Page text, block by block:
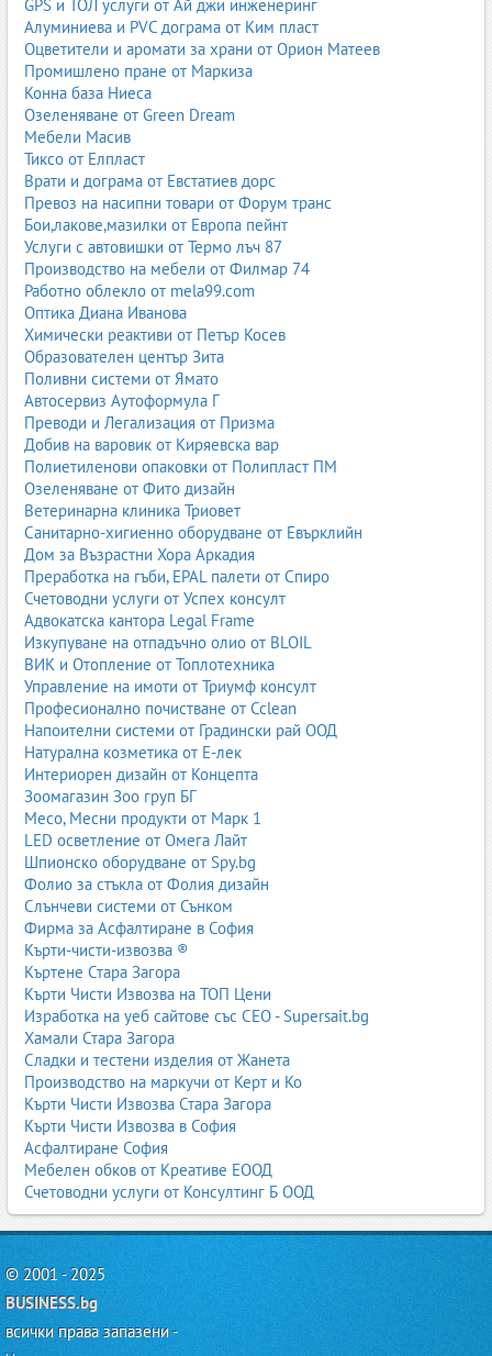
GPS и ТОЛ услуги от Ай джи инженеринг
Алуминиева и PVC дограма от Ким пласт
Оцветители и аромати за храни от Орион Матеев
Промишлено пране от Маркиза
Конна база Ниеса
Озеленяване от Green Dream
Мебели Масив
Тиксо от Елпласт
Врати и дограма от Евстатиев дорс
Превоз на насипни товари от Форум транс
Бои,лакове,мазилки от Европа пейнт
Услуги с автовишки от Термо лъч 87
Производство на мебели от Филмар 74
Работно облекло от mela99.com
Оптика Диана Иванова
Химически реактиви от Петър Косев
Образователен център Зита
Поливни системи от Ямато
Автосервиз Аутоформула Г
Преводи и Легализация от Призма
Добив на варовик от Киряевска вар
Полиетиленови опаковки от Полипласт ПМ
Озеленяване от Фито дизайн
Ветеринарна клиника Триовет
Санитарно-хигиенно оборудване от Евърклийн
Дом за Възрастни Хора Аркадия
Преработка на гъби, EPAL палети от Спиро
Счетоводни услуги от Успех консулт
Адвокатска кантора Legal Frame
Изкупуване на отпадъчно олио от BLOIL
ВИК и Отопление от Топлотехника
Управление на имоти от Триумф консулт
Професионално почистване от Cclean
Напоителни системи от Градински рай ООД
Натурална козметика от Е-лек
Интериорен дизайн от Концепта
Зоомагазин Зоо груп БГ
Месо, Месни продукти от Марк 1
LED осветление от Омега Лайт
Шпионско оборудване от Spy.bg
Фолио за стъкла от Фолия дизайн
Слънчеви системи от Сънком
Фирма за Асфалтиране в София
Кърти-чисти-извозва ®
Къртене Стара Загора
Кърти Чисти Извозва на ТОП Цени
Изработка на уеб сайтове със СЕО - Supersait.bg
Хамали Стара Загора
Сладки и тестени изделия от Жанета
Производство на маркучи от Керт и Ко
Кърти Чисти Извозва Стара Загора
Кърти Чисти Извозва в София
Асфалтиране София
Мебелен обков от Креативе ЕООД
Счетоводни услуги от Консултинг Б ООД
© 2001 - 2025
BUSINESS.bg
всички права запазени -